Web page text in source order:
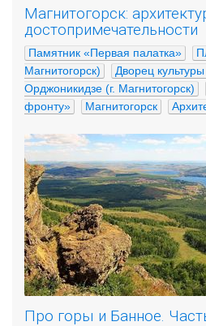
Магнитогорск:
достопримечательности
Памятник «Первая палатка»
Магнитогорск)
Дворец
Орджоникидзе (г. Магнитогорск)
фронту»
Магнитогорск
Про горы и Банное.